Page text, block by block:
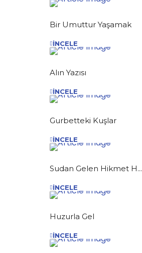
Bir Umuttur Yaşamak
İNCELE
Alın Yazısı
İNCELE
Gurbetteki Kuşlar
İNCELE
Sudan Gelen Hikmet H...
İNCELE
Huzurla Gel
İNCELE